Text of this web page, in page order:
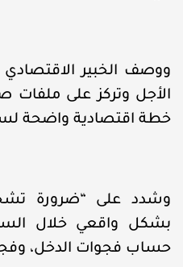
ووصف الخبير الاقتصادي
الأجل وتركز على ملفات
خطة اقتصادية واضحة
وشدد على “ضرورة
حساب فجوات الدخل،